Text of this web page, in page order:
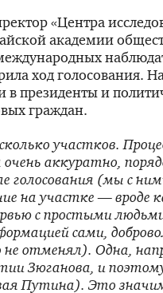
«Центра
академии
ход голосования.
в президенты и
граждан.
участков.
очень аккуратно,
голосования (мы с
на участке — вроде
с простыми
сами,
не отменял). Одна,
Зюганова, и
Путина). Это